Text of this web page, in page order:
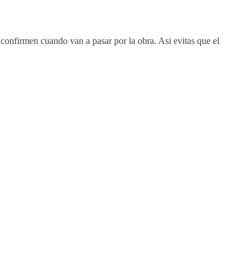
cuando van a pasar por la obra. Asi evitas que el